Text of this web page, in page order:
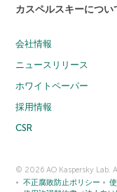
カスペルスキーについ
会社情報
ニュースリリース
ホワイトペーパー
採用情報
CSR
© 2026 AO Kaspersky Lab.
不正腐敗防止ポリシー